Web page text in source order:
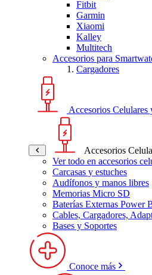
Fitbit
Garmin
Xiaomi
Kalley
Multitech
Accesorios para
Cargadores
Accesorios Celulares
Accesorios
Ver todo en accesorios
Carcasas y estuches
Audífonos y manos libres
Memorias Micro SD
Baterías Externas Power
Cables, Cargadores,
Bases y Soportes
Conoce más